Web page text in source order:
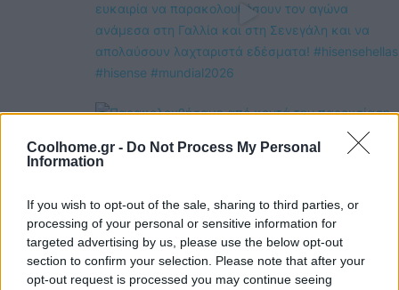
Coolhome.gr - Do Not Process My Personal
Information
If you wish to opt-out of the sale, sharing to third parties, or
processing of your personal or sensitive information for
targeted advertising by us, please use the below opt-out
section to confirm your selection. Please note that after your
opt-out request is processed you may continue seeing